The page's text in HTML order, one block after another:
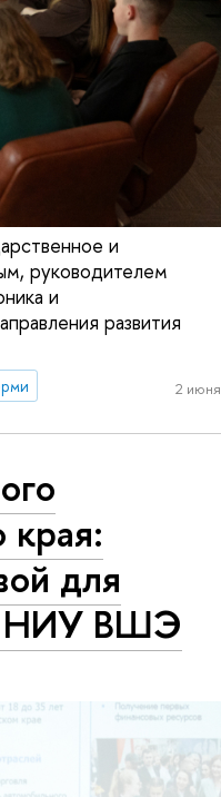
и
руководителем
и
развития
2 июня
края:
для
НИУ ВШЭ